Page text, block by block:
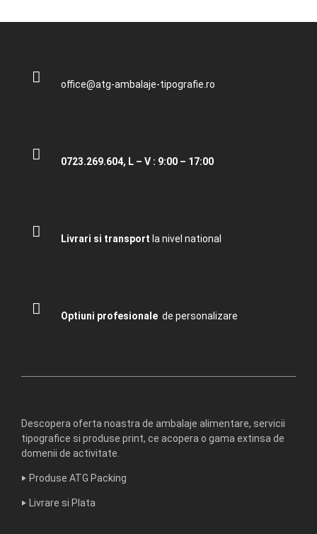
office@atg-ambalaje-tipografie.ro
0723.269.604, L – V : 9:00 – 17:00
Livrari si transport la nivel national
Optiuni profesionale de personalizare
Descopera oferta noastra de ambalaje alimentare, servicii
tipografice si produse print, ce acopera o gama extinsa de
domenii de activitate.
‣ Produse ATG Packing
‣ Livrare si Plata